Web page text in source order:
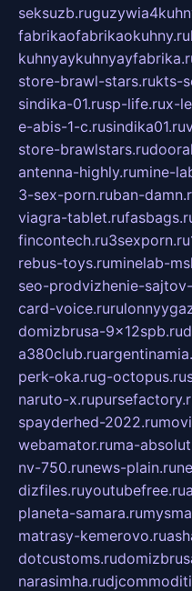
seksuzb.ru
fabrikaofabrikaokuhny.ru
store-brawl-stars.rukts-
sindika-01.rusp-life.rux-
e-abis-1-c.rusindika01.ru
store-brawlstars.ru
antenna-highly.rumine-
3-sex-porn.ruban-
viagra-tablet.ru
fincontech.ru3sexporn.ru
rebus-toys.ruminelab-
seo-prodvizhenie-
card-voice.ru
domizbrusa-9x12spb.ru
a380club.ru
perk-oka.rug-octopus.ru
naruto-x.ru
spayderhed-2022.ru
webamator.ruma-
nv-750.runews-plain.ru
dizfiles.ruyoutubefree.ru
planeta-samara.ru
matrasy-kemerovo.ru
dotcustoms.ru
narasimha.ru